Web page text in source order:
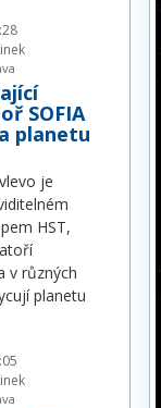
SOFIA
planetu
je
HST,
v různých
planetu